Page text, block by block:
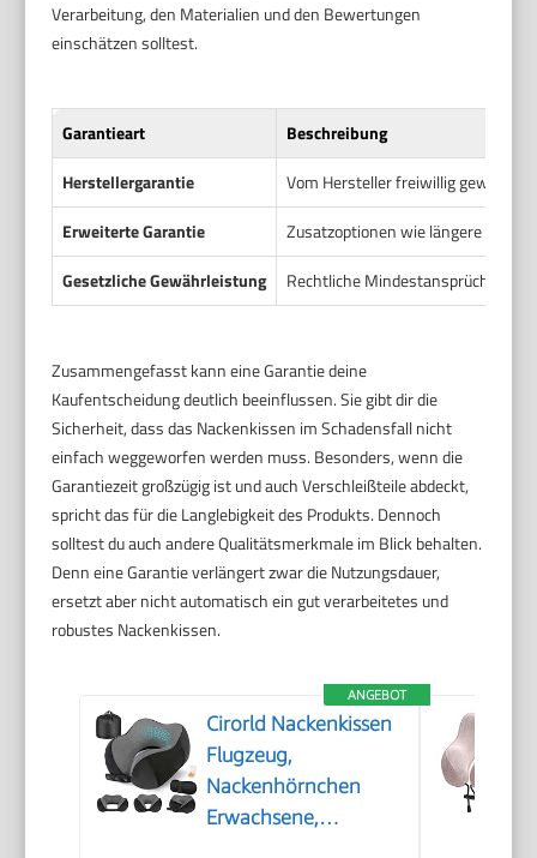
Verarbeitung, den Materialien und den Bewertungen
einschätzen solltest.
Garantieart
Beschreibung
Herstellergarantie
Vom Hersteller freiwillig gewährte
Erweiterte Garantie
Zusatzoptionen wie längere
Gesetzliche Gewährleistung
Rechtliche Mindestansprüche bei
Zusammengefasst kann eine Garantie deine
Kaufentscheidung deutlich beeinflussen. Sie gibt dir die
Sicherheit, dass das Nackenkissen im Schadensfall nicht
einfach weggeworfen werden muss. Besonders, wenn die
Garantiezeit großzügig ist und auch Verschleißteile abdeckt,
spricht das für die Langlebigkeit des Produkts. Dennoch
solltest du auch andere Qualitätsmerkmale im Blick behalten.
Denn eine Garantie verlängert zwar die Nutzungsdauer,
ersetzt aber nicht automatisch ein gut verarbeitetes und
robustes Nackenkissen.
ANGEBOT
Cirorld Nackenkissen
Flugzeug,
Nackenhörnchen
Erwachsene,